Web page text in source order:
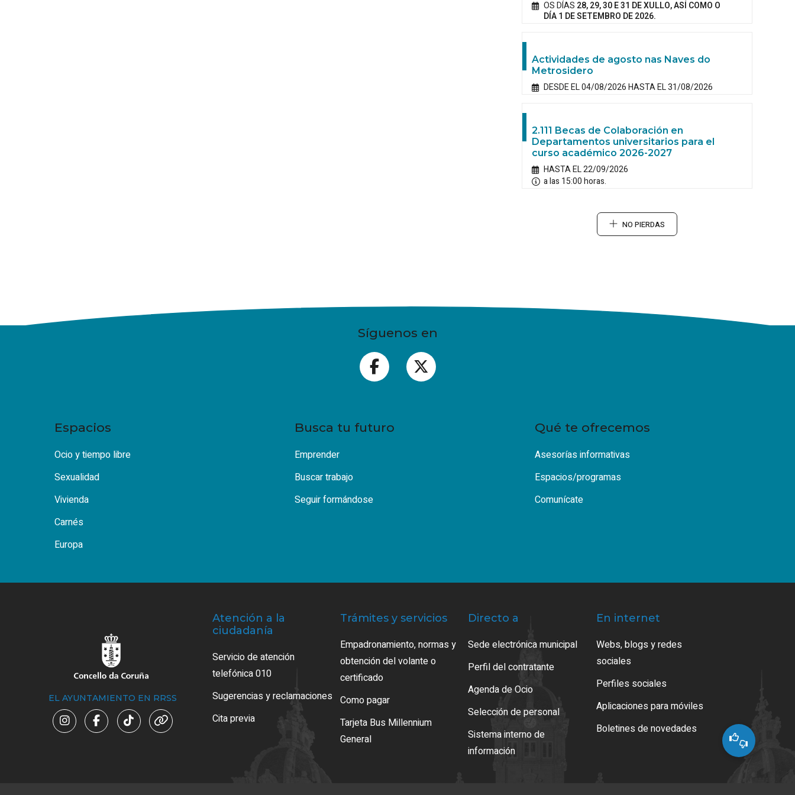
OS DÍAS 28, 29, 30 E 31 DE XULLO, ASÍ COMO O
DÍA 1 DE SETEMBRO DE 2026.
Actividades de agosto nas Naves do
Metrosidero
DESDE EL 04/08/2026 HASTA EL 31/08/2026
2.111 Becas de Colaboración en
Departamentos universitarios para el
curso académico 2026-2027
HASTA EL 22/09/2026
a las 15:00 horas.
NO PIERDAS
Síguenos en
Espacios
Ocio y tiempo libre
Sexualidad
Vivienda
Carnés
Europa
Busca tu futuro
Emprender
Buscar trabajo
Seguir formándose
Qué te ofrecemos
Asesorías informativas
Espacios/programas
Comunícate
EL AYUNTAMIENTO EN RRSS
Atención a la
ciudadanía
Servicio de atención
telefónica 010
Sugerencias y reclamaciones
Cita previa
Trámites y servicios
Empadronamiento, normas y
obtención del volante o
certificado
Como pagar
Tarjeta Bus Millennium
General
Directo a
Sede electrónica municipal
Perfil del contratante
Agenda de Ocio
Selección de personal
Sistema interno de
información
En internet
Webs, blogs y redes
sociales
Perfiles sociales
Aplicaciones para móviles
Boletines de novedades